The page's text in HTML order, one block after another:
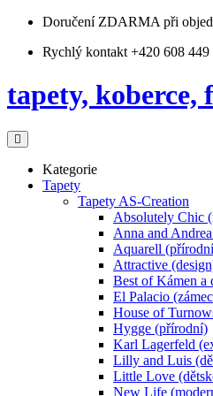
Doručení ZDARMA při
Rychlý kontakt +420 608 449
tapety, koberce,
Kategorie
Tapety
Tapety AS-Creation
Absolutely Chic
Anna and
Aquarell
Attractive
Best of Kámen a
El Palacio
House of
Hygge (přírodní)
Karl Lagerfeld
Lilly and Luis
Little Love
New Life